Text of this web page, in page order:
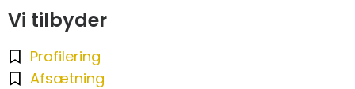
Vi tilbyder
Profilering
Afsætning